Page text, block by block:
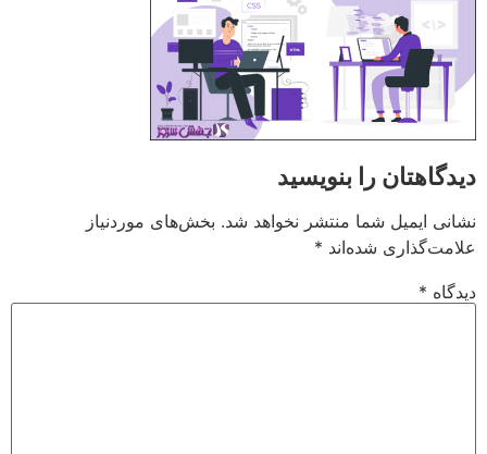
دیدگاهتان را بنویسید
نشانی ایمیل شما منتشر نخواهد شد. بخش‌های موردنیاز
علامت‌گذاری شده‌اند *
دیدگاه *